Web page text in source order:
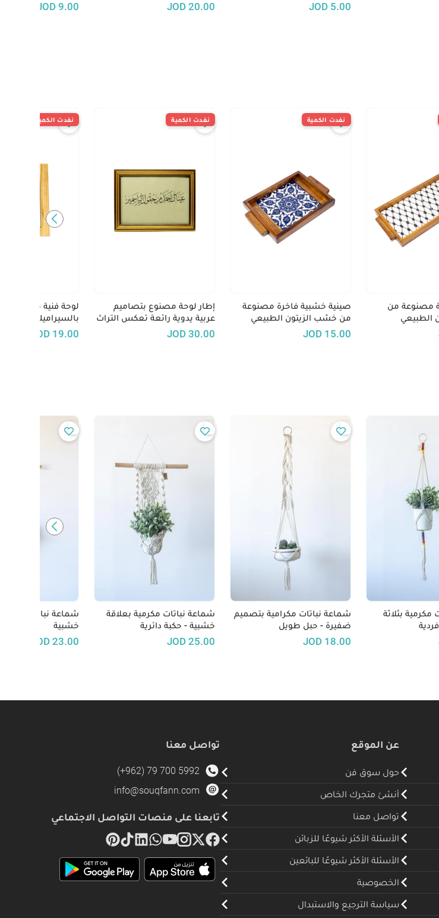
5.00
JOD
20.00
JOD
9.00
JOD
مصنوعة من
الطبيعي
صينية خشبية فاخرة مصنوعة
من خشب الزيتون الطبيعي
15.00
JOD
نفدت الكمية
إطار لوحة مصنوع بتصاميم
عربية يدوية رائعة تعكس التراث
الفني العربي الأصيل
30.00
JOD
نفدت الكمية
لوحة فنية خشبية
بالسيراميك الملون
الأرض ما يستحق
19.00
JOD
نفدت الكمية
مكرمية بثلاثة
شماعة نباتات مكرامية بتصميم
ضفيرة - حبل طويل
18.00
JOD
شماعة نباتات مكرمية بعلاقة
خشبية - حكبة دائرية
25.00
JOD
شماعة نباتات
خشبية
23.00
JOD
عن الموقع
حول سوق فن
أنشئ متجرك الخاص
تواصل معنا
الأسئلة الأكثر شيوعًا للزبائن
الأسئلة الأكثر شيوعًا للبائعين
الخصوصية
سياسة الترجيع والاستبدال
تواصل معنا
(+962) 79 700 5992
info@souqfann.com
تابعنا على منصات التواصل الاجتماعي